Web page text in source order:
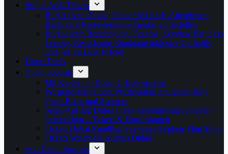
Burj al Arab Tickets
Burj Al Arab Dubai, Dinner & Lunch, Abendessen,
Restaurant-Reservierung kostenlos vorbestellen
Burj al Arab Besichtigung, Teatime, Skyview Bar, Sky-
Lounge, Besuch und Rundgang inklusive Cocktails
und Tee im Luxus-Hotel
Travel Deals
Dubai Specials
Mit Kindern in Dubai Urlaub machen
Wüsten-Safari Dubai Wüstensafari mit Allrad Jeep
Quad-Bikes und Scootern
Segel-Ausflug Dubai Creek Angelausflug Jumeirah –
jetzt buchen – Tickets & Eintrittskarten
Tickets Dubai Rundflug Seawings Airplane Flug Show
Tickets Waterpark Atlantis Dubai
Abu Dhabi Specials